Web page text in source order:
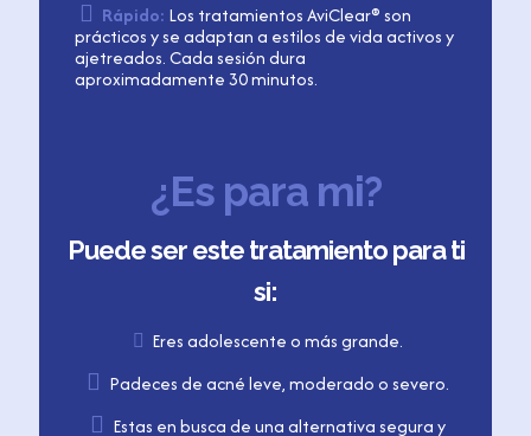
Rápido: Los tratamientos AviClear® son
prácticos y se adaptan a estilos de vida activos y
ajetreados. Cada sesión dura
aproximadamente 30 minutos.
¿Es para mi?
Puede ser este tratamiento para ti
si:
Eres adolescente o más grande.
Padeces de acné leve, moderado o severo.
Estas enbusca de una alternativa segura y